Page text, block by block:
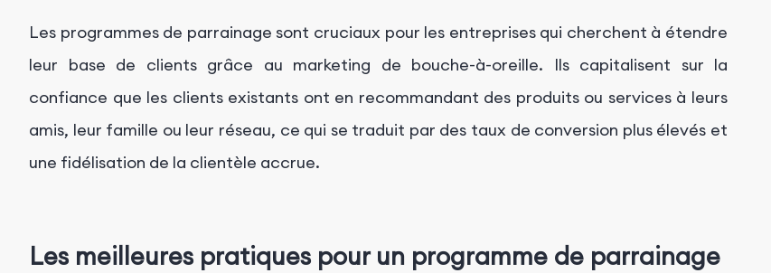
Les programmes de parrainage sont cruciaux pour les entreprises qui cherchent à étendre
leur base de clients grâce au marketing de bouche-à-oreille. Ils capitalisent sur la
confiance que les clients existants ont en recommandant des produits ou services à leurs
amis, leur famille ou leur réseau, ce qui se traduit par des taux de conversion plus élevés et
une fidélisation de la clientèle accrue.
Les meilleures pratiques pour un programme de parrainage